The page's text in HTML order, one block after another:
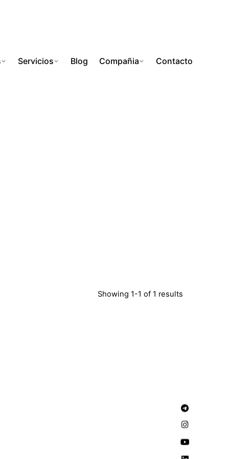
Servicios Blog Compañia Contacto
Showing 1-1 of 1 results